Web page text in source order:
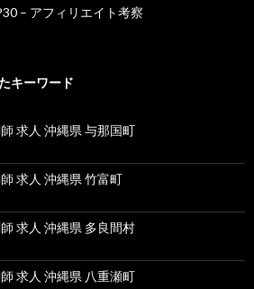
– アフィリエイト考察
キーワード
求人 沖縄県 与那国町
求人 沖縄県 竹富町
求人 沖縄県 多良間村
求人 沖縄県 八重瀬町